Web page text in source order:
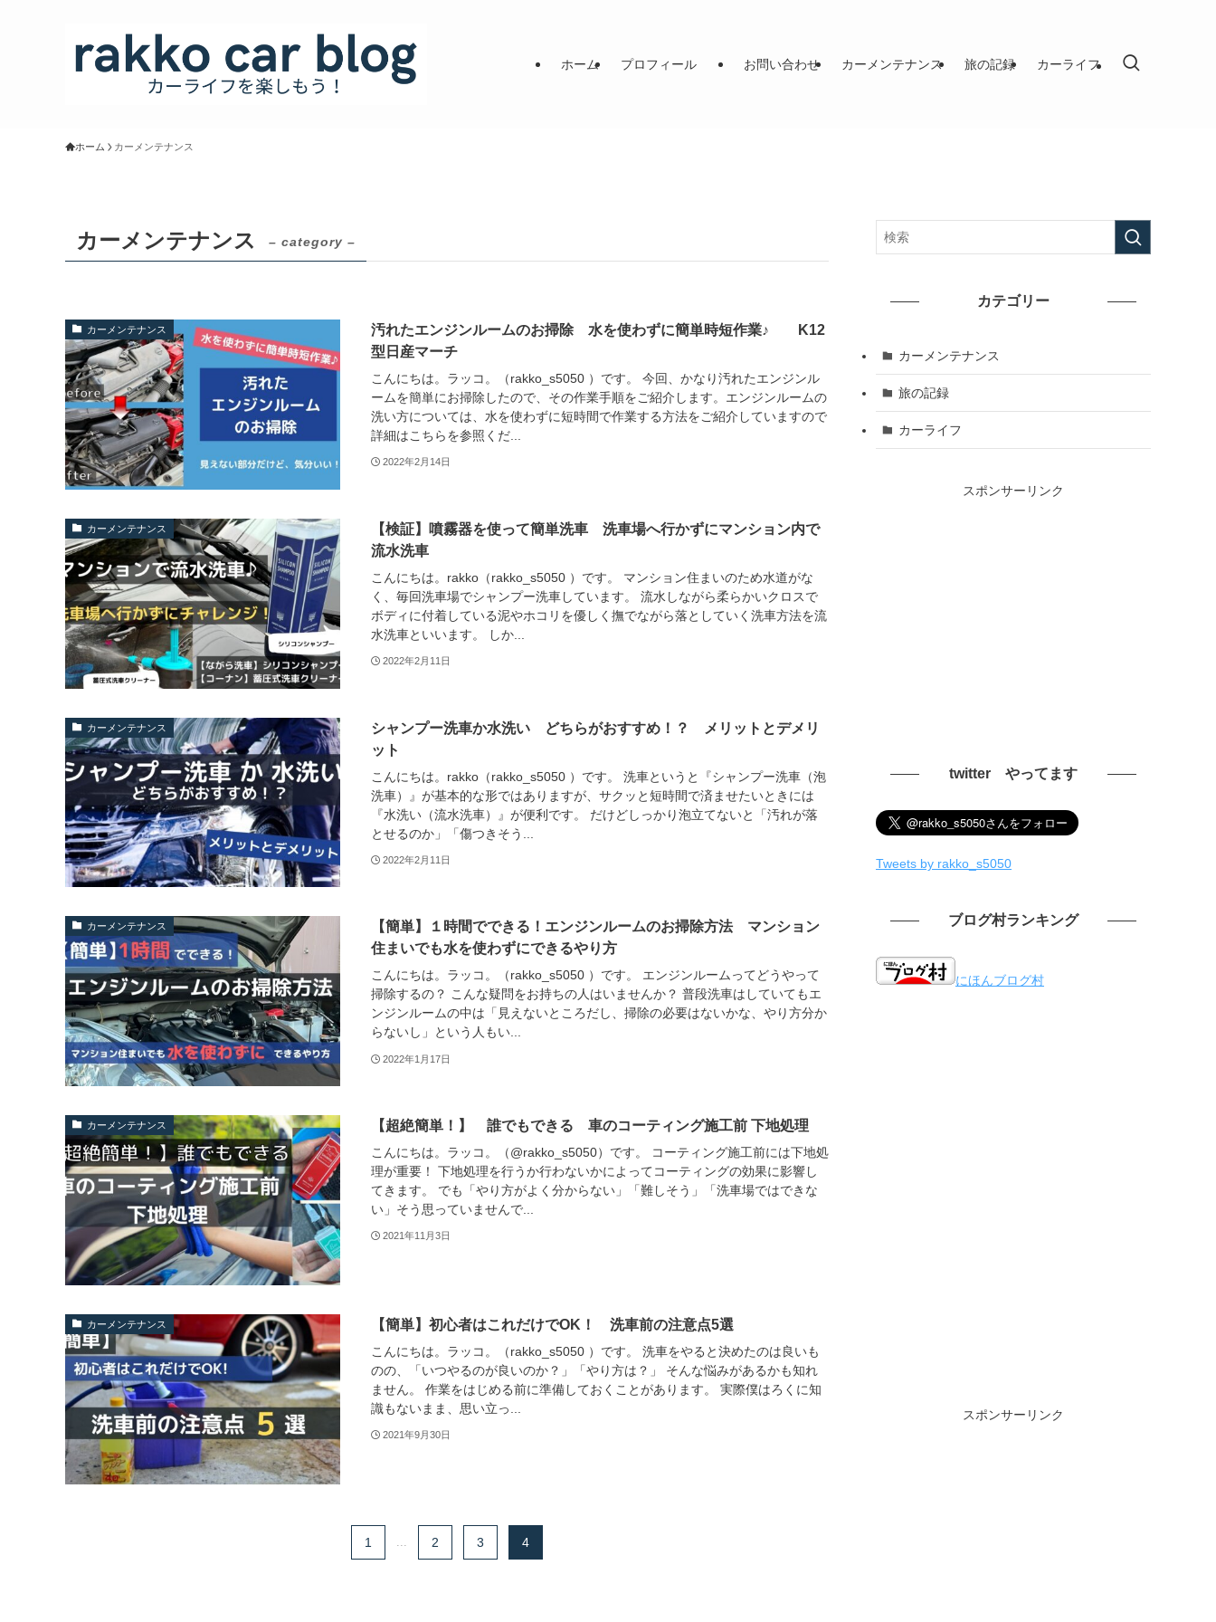
ホーム プロフィール お問い合わせ カーメンテナンス 旅の記録 カーライフ
ホーム カーメンテナンス
カーメンテナンス – category –
カーメンテナンス
汚れたエンジンルームのお掃除 水を使わずに簡単時短作業♪ K12
型日産マーチ
こんにちは。ラッコ。（rakko_s5050 ）です。 今回、かなり汚れたエンジンル
ームを簡単にお掃除したので、その作業手順をご紹介します。エンジンルームの
洗い方については、水を使わずに短時間で作業する方法をご紹介していますので
詳細はこちらを参照くだ...
2022年2月14日
カーメンテナンス
【検証】噴霧器を使って簡単洗車 洗車場へ行かずにマンション内で
流水洗車
こんにちは。rakko（rakko_s5050 ）です。 マンション住まいのため水道がな
く、毎回洗車場でシャンプー洗車しています。 流水しながら柔らかいクロスで
ボディに付着している泥やホコリを優しく撫でながら落としていく洗車方法を流
水洗車といいます。 しか...
2022年2月11日
カーメンテナンス
シャンプー洗車か水洗い どちらがおすすめ！？ メリットとデメリ
ット
こんにちは。rakko（rakko_s5050 ）です。 洗車というと『シャンプー洗車（泡
洗車）』が基本的な形ではありますが、サクッと短時間で済ませたいときには
『水洗い（流水洗車）』が便利です。 だけどしっかり泡立てないと「汚れが落
とせるのか」「傷つきそう...
2022年2月11日
カーメンテナンス
【簡単】１時間でできる！エンジンルームのお掃除方法 マンション
住まいでも水を使わずにできるやり方
こんにちは。ラッコ。（rakko_s5050 ）です。 エンジンルームってどうやって
掃除するの？ こんな疑問をお持ちの人はいませんか？ 普段洗車はしていてもエ
ンジンルームの中は「見えないところだし、掃除の必要はないかな、やり方分か
らないし」という人もい...
2022年1月17日
カーメンテナンス 【超絶簡単！】 誰でもできる 車のコーティング施工前 下地処理
こんにちは。ラッコ。（@rakko_s5050）です。 コーティング施工前には下地処
理が重要！ 下地処理を行うか行わないかによってコーティングの効果に影響し
てきます。 でも「やり方がよく分からない」「難しそう」「洗車場ではできな
い」そう思っていませんで...
2021年11月3日
カーメンテナンス 【簡単】初心者はこれだけでOK！ 洗車前の注意点5選
こんにちは。ラッコ。（rakko_s5050 ）です。 洗車をやると決めたのは良いも
のの、「いつやるのが良いのか？」「やり方は？」 そんな悩みがあるかも知れ
ません。 作業をはじめる前に準備しておくことがあります。 実際僕はろくに知
識もないまま、思い立っ...
2021年9月30日
1 2 3 4
カテゴリー
カーメンテナンス
旅の記録
カーライフ
スポンサーリンク
twitter やってます
Tweets by rakko_s5050
ブログ村ランキング
にほんブログ村
スポンサーリンク